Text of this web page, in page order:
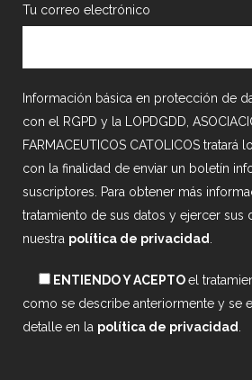
Tu correo electrónico
Información básica en protección de
con el RGPD y la LOPDGDD,
FARMACEUTICOS CATOLICOS tratará
con la finalidad de enviar un boletín
suscriptores. Para obtener más
tratamiento de sus datos y ejercer sus
nuestra política de privacidad
ENTIENDO Y ACEPTOel
como se describe anteriormente y se
detalle en la política de privacidad